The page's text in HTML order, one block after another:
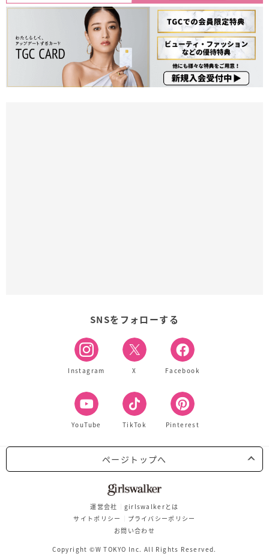
SNSをフォローする
Instagram X Facebook
YouTube TikTok Pinterest
ページトップへ
運営会社
girlswalkerとは
サイトポリシー
プライバシーポリシー
お問い合わせ
Copyright ©W TOKYO Inc. All Rights Reserved.